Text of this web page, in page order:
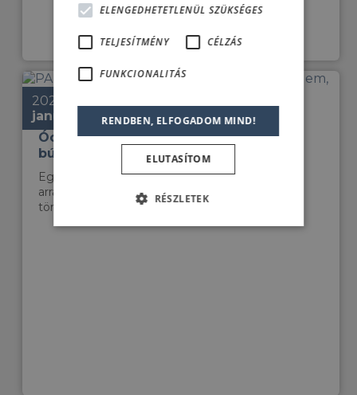
2026.
január 05.
PADI 60 éves jubileum 2026 –
Óceánvédelem, örökség és a
búvárkodás jövője
Egy olyan mérföldkövet, amely lehetőséget ad
arra, hogy visszatekintsünk a szervezet
történetére...
ELENGEDHETETLENÜL SZÜKSÉGES
TELJESÍTMÉNY CÉLZÁS
FUNKCIONALITÁS
RENDBEN, ELFOGADOM MIND!
ELUTASÍTOM
RÉSZLETEK